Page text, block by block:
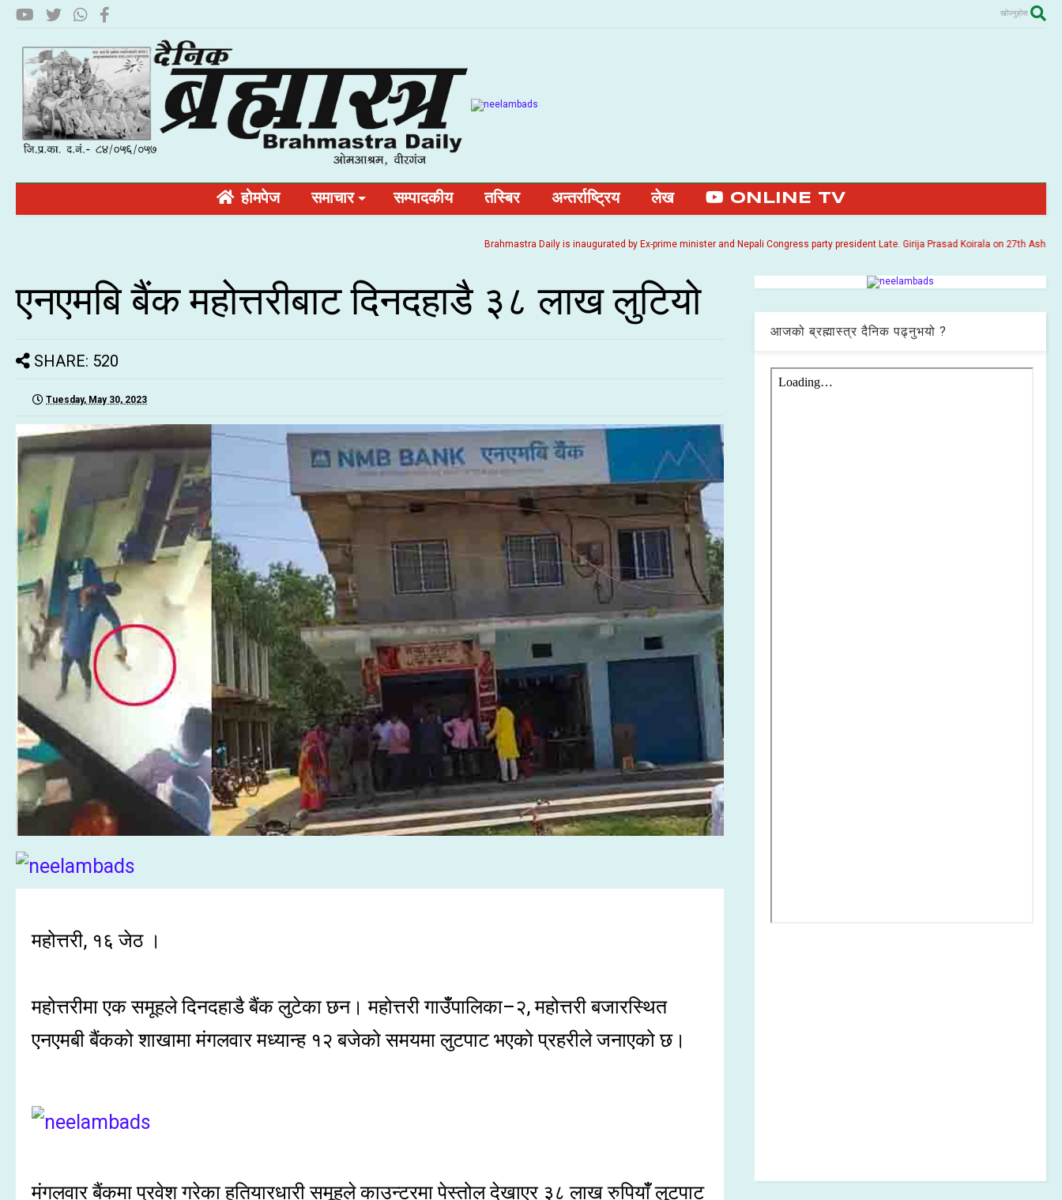
खोज्नुहोस
होमपेज समाचार सम्पादकीय तस्बिर अन्तर्राष्ट्रिय लेख ONLINE TV
Brahmastra Daily is inaugurated by Ex-prime minister and Nepali Congress party president Late. Girija Prasad Koirala on 27th Ashoj
एनएमबि बैंक महोत्तरीबाट दिनदहाडै ३८ लाख लुटियो
SHARE: 520
Tuesday, May 30, 2023
महोत्तरी, १६ जेठ ।
महोत्तरीमा एक समूहले दिनदहाडै बैंक लुटेका छन। महोत्तरी गाउँँपालिका–२, महोत्तरी बजारस्थित
एनएमबी बैंकको शाखामा मंगलवार मध्यान्ह १२ बजेको समयमा लुटपाट भएको प्रहरीले जनाएको छ।
मंगलवार बैंकमा प्रवेश गरेका हतियारधारी समूहले काउन्टरमा पेस्तोल देखाएर ३८ लाख रुपियाँँ लुटपाट
आजको ब्रह्मास्त्र दैनिक पढ्नुभयो ?